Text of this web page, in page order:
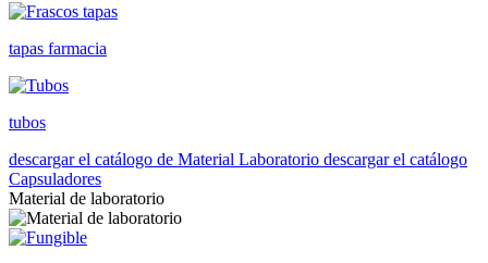
tapas farmacia
tubos
descargar el catálogo de Material Laboratorio descargar el catálogo
Capsuladores
Material de laboratorio